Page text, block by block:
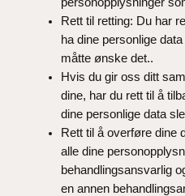
Rett til retting: Du har
ha dine personlige
måtte ønske det..
Hvis du gir oss ditt
dine, har du rett til å
dine personlige data
Rett til å overføre dine
alle dine
behandlingsansvarlig
en annen